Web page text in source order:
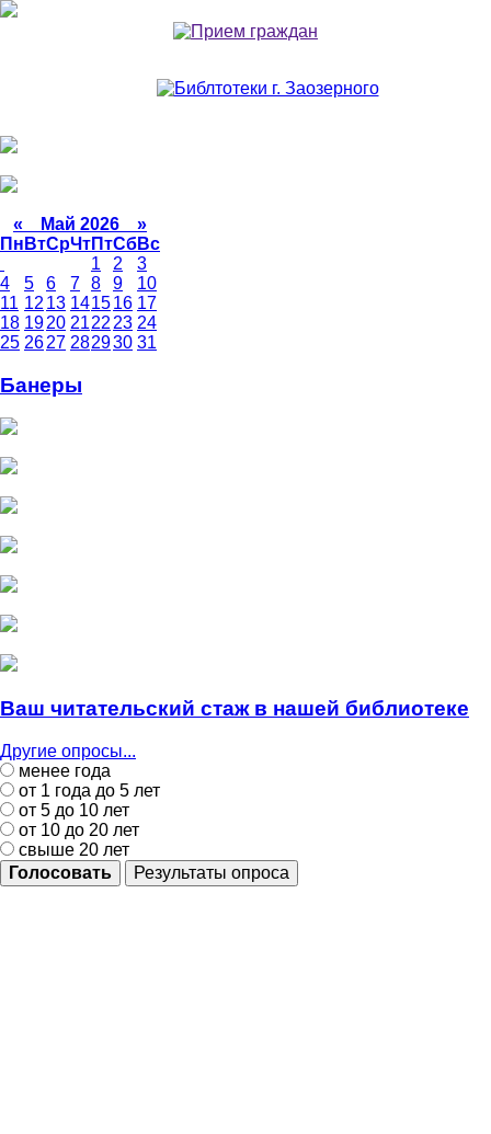
« Май 2026 »
Пн ВтСрЧтПтСбВс
1
2
3
4
5 6 7 8 9
10
11 12 13 141516 17
18 1920 2122 23 24
25 2627 282930 31
Банеры
Ваш читательский стаж в нашей библиотеке
Другие опросы...
менее года
от 1 года до 5 лет
от 5 до 10 лет
от 10 до 20 лет
свыше 20 лет
Голосовать
Результаты опроса